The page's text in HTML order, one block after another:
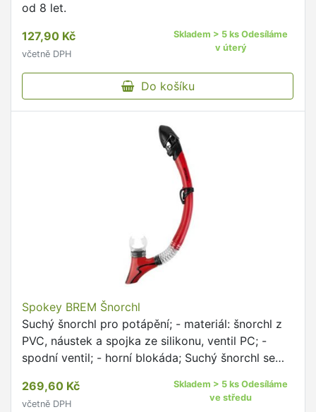
od 8 let.
127,90 Kč
včetně DPH
Skladem > 5 ks Odesíláme
v úterý
Do košíku
Spokey BREM Šnorchl
Suchý šnorchl pro potápění; - materiál: šnorchl z
PVC, náustek a spojka ze silikonu, ventil PC; -
spodní ventil; - horní blokáda; Suchý šnorchl se
do...
269,60 Kč
včetně DPH
Skladem > 5 ks Odesíláme
ve středu